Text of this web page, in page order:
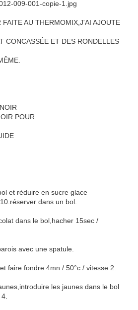
FAITE AU THERMOMIX,J'AI AJOUTE
CONCASSÉE ET DES RONDELLES
POUR
et réduire en sucre glace
dans un bol.
dans le bol,hacher 15sec /
avec une spatule.
faire fondre 4mn / 50°c / vitesse 2.
les jaunes dans le bol